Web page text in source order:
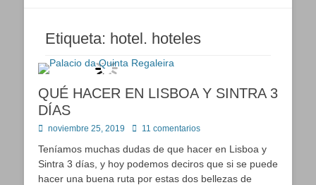
Etiqueta: hotel. hoteles
QUÉ HACER EN LISBOA Y SINTRA 3
DÍAS
Publicado
noviembre 25, 2019 11 comentarios
Teníamos muchas dudas de que hacer en Lisboa y
Sintra 3 días, y hoy podemos deciros que si se puede
hacer una buena ruta por estas dos bellezas de